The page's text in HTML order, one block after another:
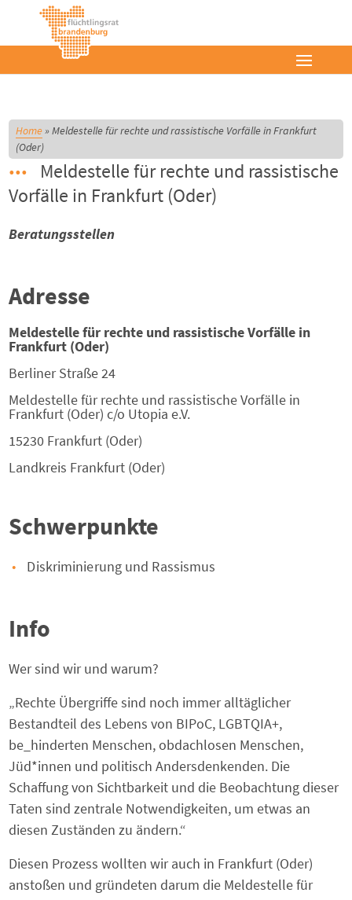
Home»Meldestelle für rechte und rassistische Vorfälle in Frankfurt
(Oder)
Meldestelle für rechte und rassistische
Vorfälle in Frankfurt (Oder)
Beratungsstellen
Adresse
Meldestelle für rechte und rassistische Vorfälle in
Frankfurt (Oder)
Berliner Straße 24
Meldestelle für rechte und rassistische Vorfälle in
Frankfurt (Oder) c/o Utopia e.V.
15230 Frankfurt (Oder)
Landkreis Frankfurt (Oder)
Schwerpunkte
Diskriminierung und Rassismus
Info
Wer sind wir und warum?
„Rechte Übergriffe sind noch immer alltäglicher
Bestandteil des Lebens von BIPoC, LGBTQIA+,
be_hinderten Menschen, obdachlosen Menschen,
Jüd*innen und politisch Andersdenkenden. Die
Schaffung von Sichtbarkeit und die Beobachtung dieser
Taten sind zentrale Notwendigkeiten, um etwas an
diesen Zuständen zu ändern.“
Diesen Prozess wollten wir auch in Frankfurt (Oder)
anstoßen und gründeten darum die Meldestelle für